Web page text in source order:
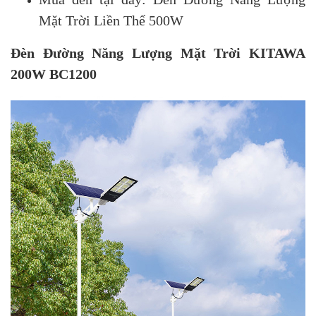
Mặt Trời Liền Thể 500W
Đèn Đường Năng Lượng Mặt Trời KITAWA
200W BC1200